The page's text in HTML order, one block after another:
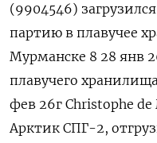
(9904546)
партию в плавучее
Мурманске 8 28 янв
плавучего
фев 26г Сhristophe de
Арктик СПГ-2,